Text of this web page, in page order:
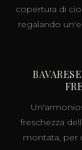
copertura di
regalando
freschezza
montata, per